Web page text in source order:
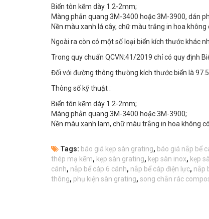
Biển tôn kẽm dày 1.2-2mm;
Màng phản quang 3M-3400 hoặc 3M-3900, dán
Nền màu xanh lá cây, chữ màu trắng in hoa
Ngoài ra còn có một số loại biển kích thước khác
Trong quy chuẩn QCVN:41/2019 chỉ có quy định
Đối với đường thông thường kích thước biển là
Thông số kỹ thuật :
Biển tôn kẽm dày 1.2-2mm;
Màng phản quang 3M-3400 hoặc 3M-3900;
Nền màu xanh lam, chữ màu trắng in hoa không
Tags: báo giá kẹp sàn grating, báo giá nắp bể
thép mạ kẽm, kẹp sàn grating, kẹp sàn inox, kẹp
cánh, nắp bể cáp 6 cánh, nắp bể cáp điện lực, nắp
thông, phụ kiện sàn grating, song chắn rác